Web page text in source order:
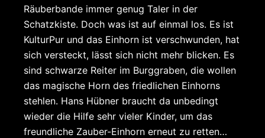
Räuberbande immer genug Taler in der
Schatzkiste. Doch was ist auf einmal los. Es ist
KulturPur und das Einhorn ist verschwunden, hat
sich versteckt, lässt sich nicht mehr blicken. Es
sind schwarze Reiter im Burggraben, die wollen
das magische Horn des friedlichen Einhorns
stehlen. Hans Hübner braucht da unbedingt
wieder die Hilfe sehr vieler Kinder, um das
freundliche Zauber-Einhorn erneut zu retten…